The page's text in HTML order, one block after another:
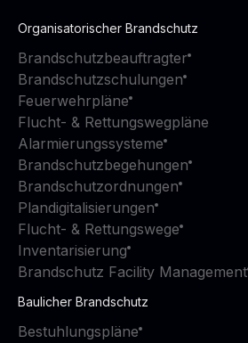
Organisatorischer Brandschutz
Brandschutzbeauftragter
Brandschutzschulungen
Feuerwehrpläne
Flucht- & Rettungswegpläne
Alarmierungssysteme
Brandschutzbegehungen
Brandschutzordnungen
Plandigitalisierungen
Flucht- & Rettungswege
Inventarisierung
Brandschutz Facility Management
Baulicher Brandschutz
Bestuhlungspläne